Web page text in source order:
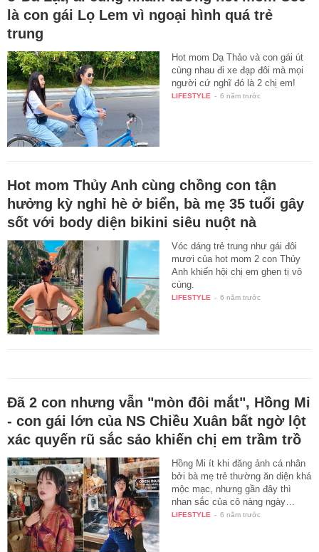
là con gái Lọ Lem vì ngoại hình quá trẻ
trung
Hot mom Dạ Thảo và con gái út
cùng nhau đi xe đạp đôi mà mọi
người cứ nghĩ đó là 2 chị em!
LIFESTYLE - 6 năm trước
Hot mom Thủy Anh cùng chồng con tận
hưởng kỳ nghỉ hè ở biển, bà mẹ 35 tuổi gây
sốt với body diện bikini siêu nuột nà
Vóc dáng trẻ trung như gái đôi
mươi của hot mom 2 con Thủy
Anh khiến hội chị em ghen tị vô
cùng.
LIFESTYLE - 6 năm trước
Đã 2 con nhưng vẫn "mòn đôi mắt", Hồng Mi
- con gái lớn của NS Chiều Xuân bất ngờ lột
xác quyến rũ sắc sảo khiến chị em trầm trồ
Hồng Mi ít khi đăng ảnh cá nhân
bởi bà mẹ trẻ thường ăn diện khá
mộc mạc, nhưng gần đây thì
nhan sắc của cô nàng ngày…
LIFESTYLE - 6 năm trước